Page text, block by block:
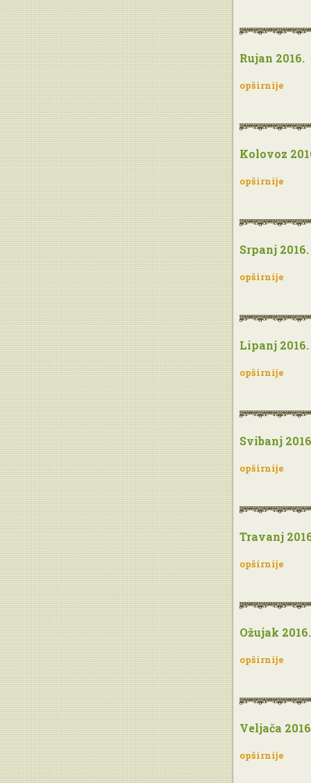
Rujan 2016.
opširnije
Kolovoz
opširnije
Srpanj 2016.
opširnije
Lipanj 2016.
opširnije
Svibanj
opširnije
Travanj
opširnije
Ožujak 2016.
opširnije
Veljača
opširnije